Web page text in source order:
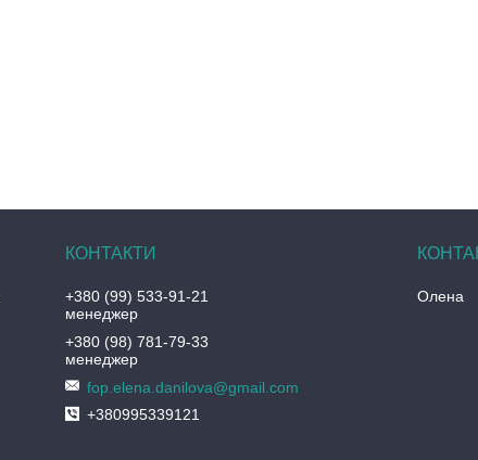
+380 (99) 533-91-21
менеджер
+380 (98) 781-79-33
менеджер
fop.elena.danilova@gmail.com
+380995339121
Олена